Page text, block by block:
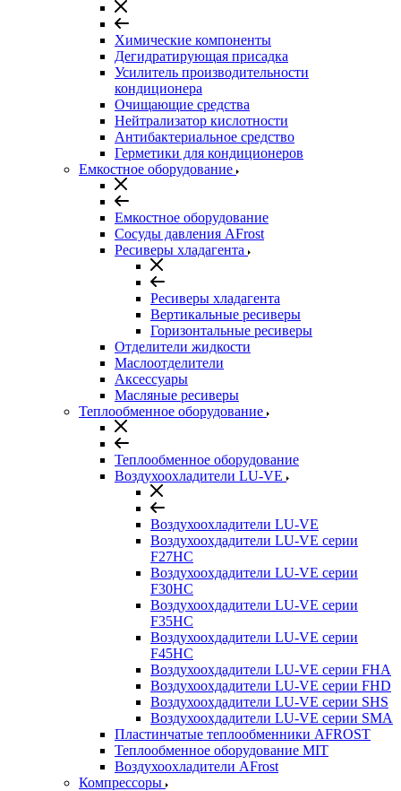
Химические компоненты
Дегидратирующая присадка
Усилитель производительности
кондиционера
Очищающие средства
Нейтрализатор кислотности
Антибактериальное средство
Герметики для кондиционеров
Емкостное оборудование
Емкостное оборудование
Сосуды давления AFrost
Ресиверы хладагента
Ресиверы хладагента
Вертикальные ресиверы
Горизонтальные ресиверы
Отделители жидкости
Маслоотделители
Аксессуары
Масляные ресиверы
Теплообменное оборудование
Теплообменное оборудование
Воздухоохладители LU-VE
Воздухоохладители LU-VE
Воздухоохдадители LU-VE серии
F27HC
Воздухоохдадители LU-VE серии
F30HC
Воздухоохдадители LU-VE серии
F35HC
Воздухоохдадители LU-VE серии
F45HC
Воздухоохдадители LU-VE серии FHA
Воздухоохдадители LU-VE серии FHD
Воздухоохдадители LU-VE серии SHS
Воздухоохдадители LU-VE серии SMA
Пластинчатые теплообменники AFROST
Теплообменное оборудование MIT
Воздухоохладители AFrost
Компрессоры